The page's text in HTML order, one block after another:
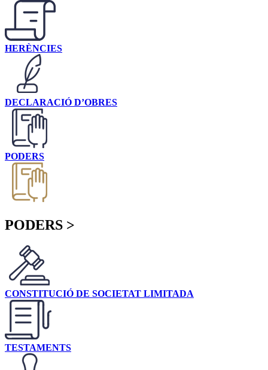
HERÈNCIES
DECLARACIÓ D’OBRES
PODERS
PODERS >
CONSTITUCIÓ DE SOCIETAT LIMITADA
TESTAMENTS